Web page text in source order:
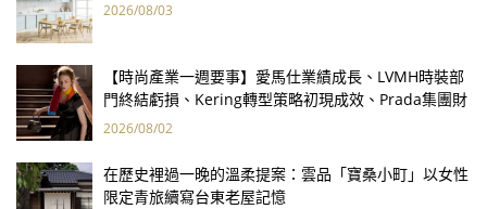
2026/08/03
【時尚產業一週要事】愛馬仕業績成長、LVMH時裝部
門終結虧損、Kering轉型策略初現成效、Prada集團財
報亮眼
2026/08/02
在歷史裡過一晚的溫柔提案：雲品「寶桑小町」以女性
限定青旅續寫台東老屋記憶